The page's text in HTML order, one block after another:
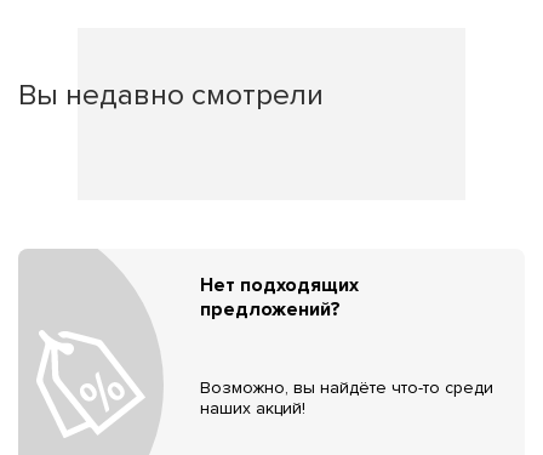
Вы недавно смотрели
Нет подходящих
предложений?
Возможно, вы найдёте что-то среди
наших акций!